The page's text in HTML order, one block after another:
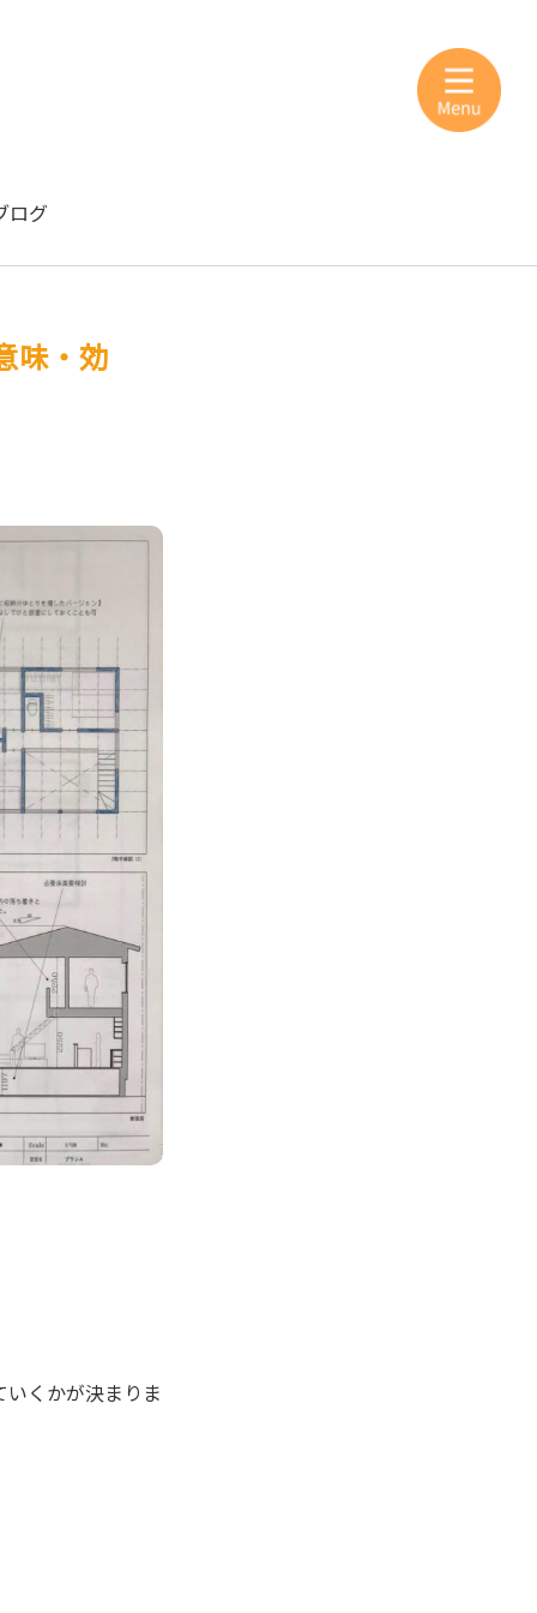
ログ
味・効
くかが決まりま